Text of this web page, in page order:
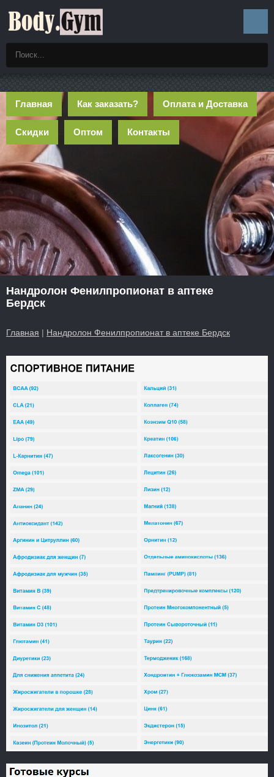
Главная Как заказать? Оплата и Доставка
Скидки Оптом Контакты
Нандролон Фенилпропионат в аптеке
Бердск
Главная | Нандролон Фенилпропионат в аптеке Бердск